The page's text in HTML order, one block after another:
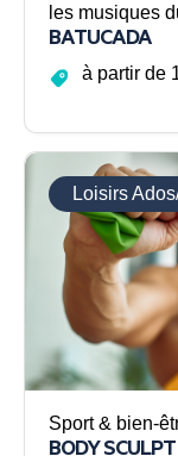
les musiques
BATUCADA
à partir de
Loisirs
Sport & bien-
BODY SCULPT